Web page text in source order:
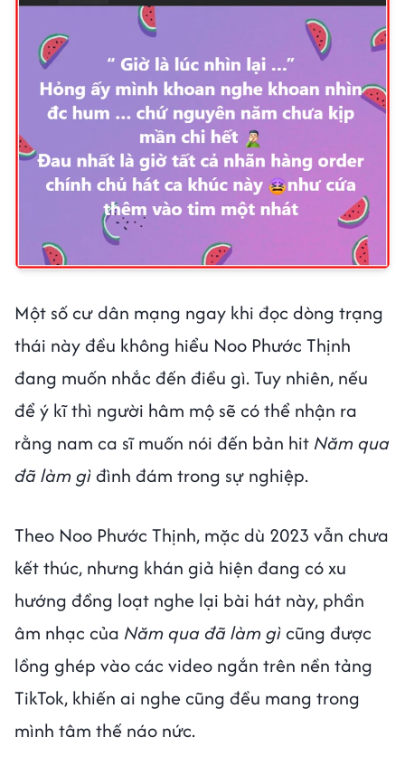
Một số cư dân mạng ngay khi đọc dòng trạng
thái này đều không hiểu Noo Phước Thịnh
đang muốn nhắc đến điều gì. Tuy nhiên, nếu
để ý kĩ thì người hâm mộ sẽ có thể nhận ra
rằng nam ca sĩ muốn nói đến bản hit Năm qua
đã làm gìđình đám trong sự nghiệp.
Theo Noo Phước Thịnh, mặc dù 2023 vẫn chưa
kết thúc, nhưng khán giả hiện đang có xu
hướng đồng loạt nghe lại bài hát này, phần
âm nhạc của Năm qua đã làm gìcũng được
lồng ghép vào các video ngắn trên nền tảng
TikTok, khiến ai nghe cũng đều mang trong
mình tâm thế náo nức.